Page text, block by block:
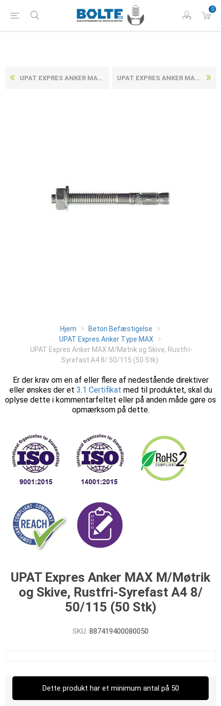
0
UPAT EXPRES ANKER MAX M/MØTRIK OG SKIVE, RUSTFRI-SYREFAST A4 8/ 30/ 95 (50 STK) UPAT EXPRES ANKER MAX M/MØTRIK OG SKIVE, ELFORZINKET STÅL 10/ 10/ 95 (50 STK)
Hjem
Beton Befæstigelse
UPAT Expres Anker Type MAX
UPAT Expres Anker MAX M/Møtrik og Skive, Rustfri-
Syrefast A4 8/ 50/115 (50 Stk)
Er der krav om en af eller flere af nedestående direktiver
eller ønskes der et 3.1 Certifikat med til produktet, skal du
oplyse dette i kommentarfeltet eller på anden måde gøre os
opmærksom på dette.
UPAT Expres Anker MAX M/Møtrik
og Skive, Rustfri-Syrefast A4 8/
50/115 (50 Stk)
SKU: 887419400080050
Dette produkt har et minimum antal på 50